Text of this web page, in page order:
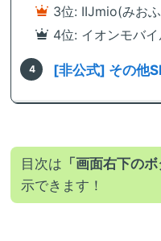
3位: IIJmio(みお
4位: イオンモバ
[非公式] その他
目次は 「画面右下のボ
示できます！